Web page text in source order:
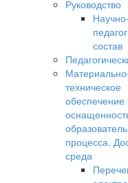
Руководство
Научно-
состав
техническое
обеспечение
процесса.
среда